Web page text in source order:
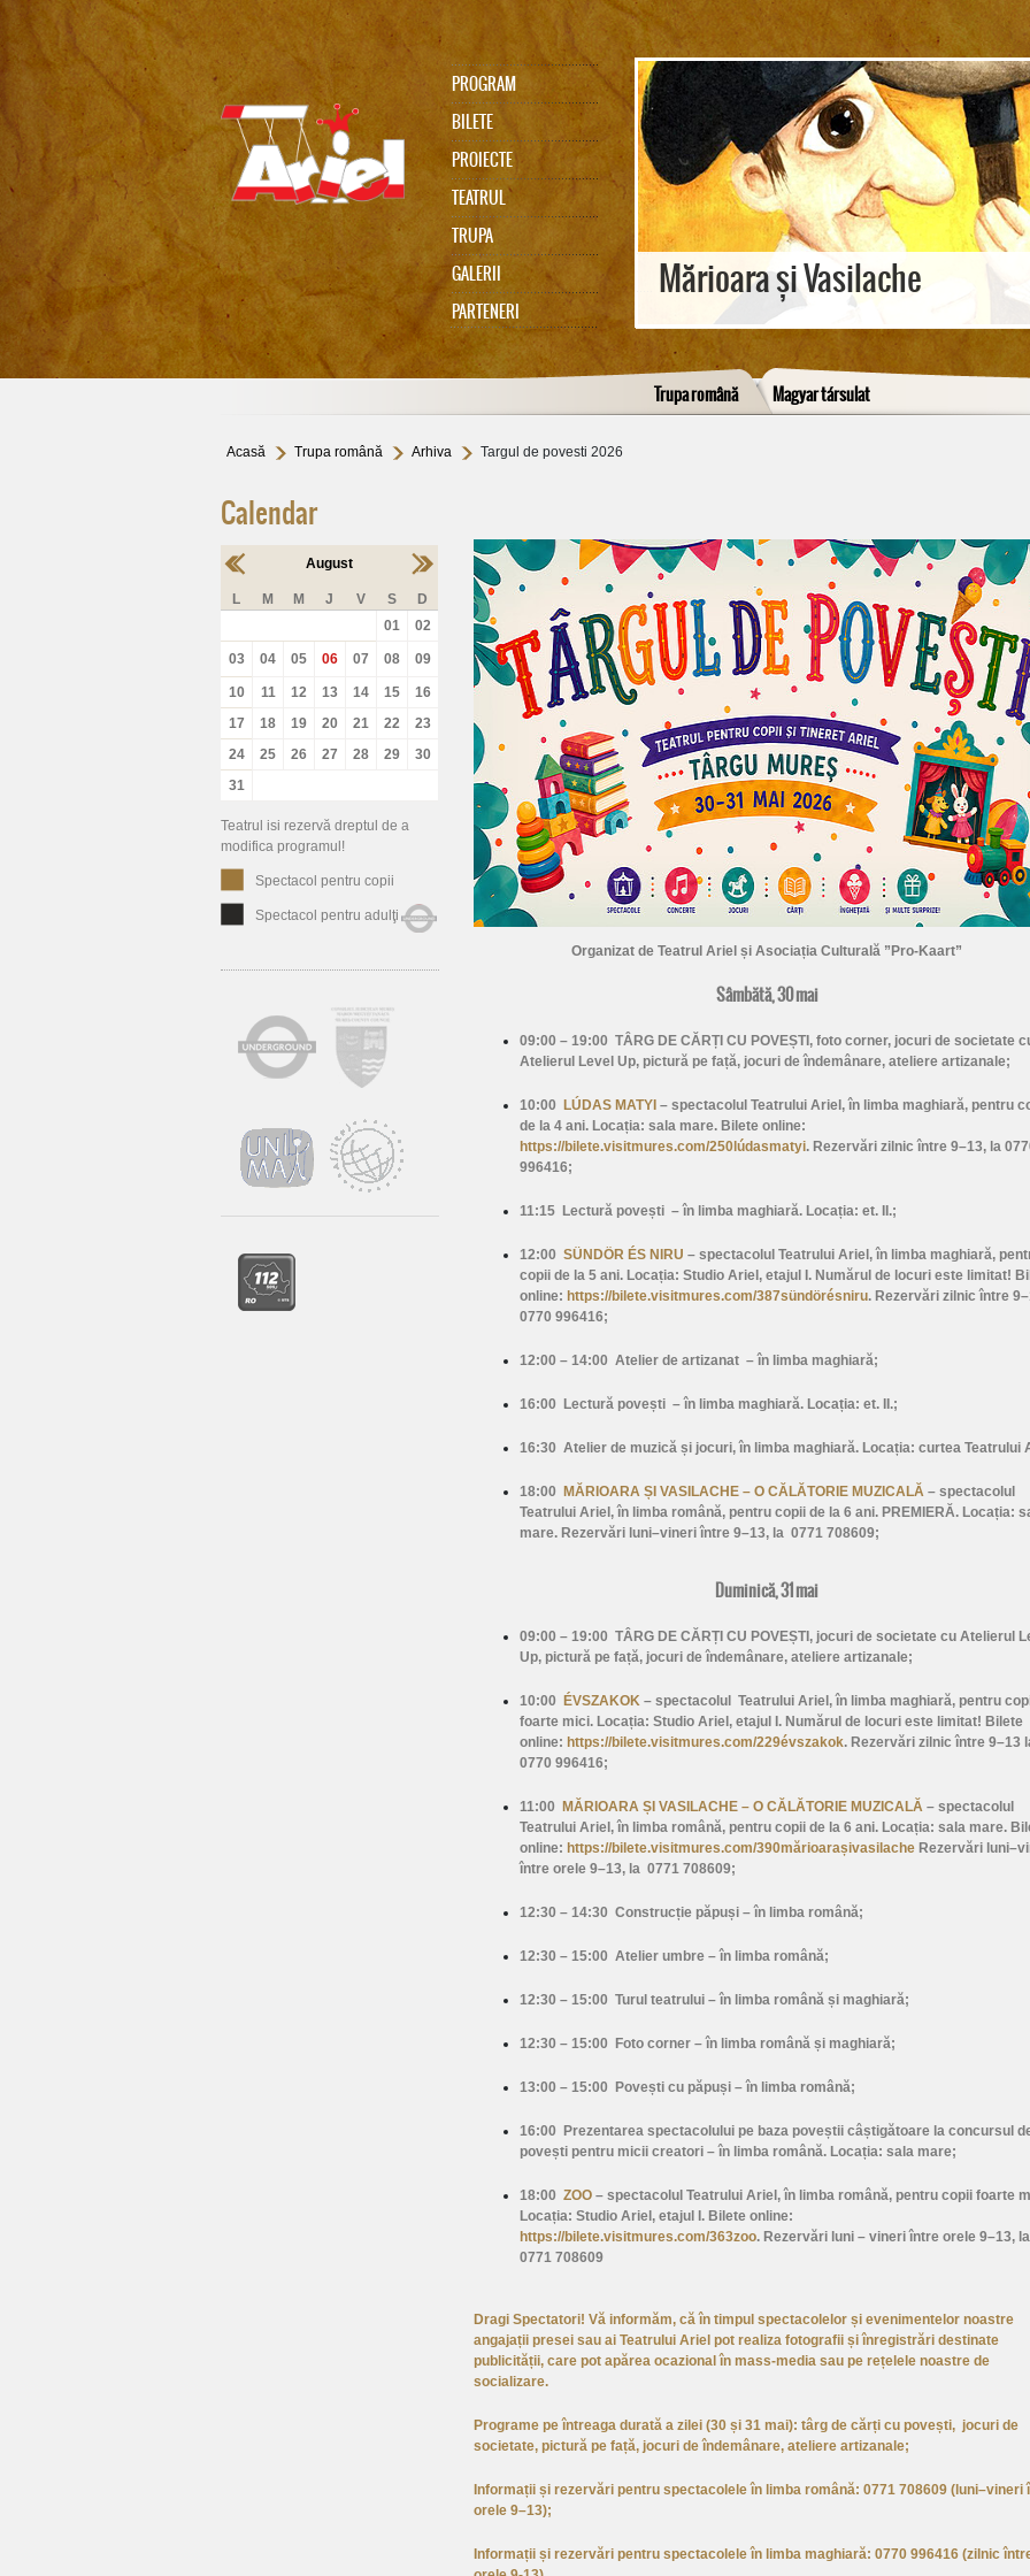
PROGRAM
BILETE
PROIECTE
TEATRUL
TRUPA
GALERII
PARTENERI
75
memoriam Gabi Cadariu
Mărioara și Vasilache
Trupa română Magyar társulat
Acasă Trupa română Arhiva Targul de povesti 2026
Calendar
August
L M M J V S
D
01
02
03 04 05 06 07 08 09
10 11 12 13 14 15
16
17
18 19 20 21 22
23
24
25 26 27 28 29
30
31
Teatrul isi rezervă dreptul de a
modifica programul!
Spectacol pentru copii
Spectacol pentru adulţi
Organizat de Teatrul Ariel și Asociația Culturală ”Pro-Kaart”
Sâmbătă, 30 mai
09:00 – 19:00 TÂRG DE CĂRȚI CU POVEȘTI, foto corner, jocuri de societate
Atelierul Level Up, pictură pe față, jocuri de îndemânare, ateliere artizanale;
10:00 LÚDAS MATYI – spectacolul Teatrului Ariel, în limba maghiară, pentru
de la 4 ani. Locația: sala mare. Bilete online:
https://bilete.visitmures.com/250lúdasmatyi. Rezervări zilnic între 9–13, la
996416;
11:15 Lectură povești – în limba maghiară. Locația: et. II.;
12:00 SÜNDÖR ÉS NIRU – spectacolul Teatrului Ariel, în limba maghiară,
copii de la 5 ani. Locația: Studio Ariel, etajul I. Numărul de locuri este limitat!
online: https://bilete.visitmures.com/387sündörésniru. Rezervări zilnic între
0770 996416;
12:00 – 14:00 Atelier de artizanat – în limba maghiară;
16:00 Lectură povești – în limba maghiară. Locația: et. II.;
16:30 Atelier de muzică și jocuri, în limba maghiară. Locația: curtea Teatrului
18:00 MĂRIOARA ȘI VASILACHE – O CĂLĂTORIE MUZICALĂ – spectacolul
Teatrului Ariel, în limba română, pentru copii de la 6 ani. PREMIERĂ. Locația:
mare. Rezervări luni–vineri între 9–13, la 0771 708609;
Duminică, 31 mai
09:00 – 19:00 TÂRG DE CĂRȚI CU POVEȘTI, jocuri de societate cu Atelierul
Up, pictură pe față, jocuri de îndemânare, ateliere artizanale;
10:00 ÉVSZAKOK – spectacolul Teatrului Ariel, în limba maghiară, pentru
foarte mici. Locația: Studio Ariel, etajul I. Numărul de locuri este limitat! Bilete
online: https://bilete.visitmures.com/229évszakok. Rezervări zilnic între 9–13
0770 996416;
11:00 MĂRIOARA ȘI VASILACHE – O CĂLĂTORIE MUZICALĂ – spectacolul
Teatrului Ariel, în limba română, pentru copii de la 6 ani. Locația: sala mare.
online: https://bilete.visitmures.com/390mărioarașivasilache Rezervări
între orele 9–13, la 0771 708609;
12:30 – 14:30 Construcție păpuși –în limba română;
12:30 – 15:00 Atelier umbre –în limba română;
12:30 – 15:00 Turul teatrului –în limba română și maghiară;
12:30 – 15:00 Foto corner –în limba română și maghiară;
13:00 – 15:00 Povești cu păpuși –în limba română;
16:00
Prezentarea spectacolului pe baza poveștii câștigătoare la concursul
povești pentru micii creatori –în limba română. Locația: sala mare;
18:00 ZOO – spectacolul Teatrului Ariel, în limba română, pentru copii foarte
Locația: Studio Ariel, etajul I. Bilete online:
https://bilete.visitmures.com/363zoo. Rezervări luni – vineri între orele 9–13, la
0771 708609
Dragi Spectatori! Vă informăm, că în timpul spectacolelor și evenimentelor noastre
angajații presei sau ai Teatrului Ariel pot realiza fotografii și înregistrări destinate
publicității, care pot apărea ocazional în mass-media sau pe rețelele noastre de
socializare.
Programe pe întreaga durată a zilei (30 și 31 mai): târg de cărți cu povești, jocuri de
societate, pictură pe față, jocuri de îndemânare, ateliere artizanale;
Informații și rezervări pentru spectacolele în limba română: 0771 708609 (luni–vineri
orele 9–13);
Informații și rezervări pentru spectacolele în limba maghiară: 0770 996416 (zilnic